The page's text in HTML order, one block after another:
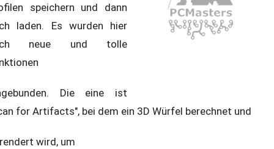
speichern und dann
laden. Es wurden hier
neue und tolle
Die eine ist
for Artifacts", bei dem ein 3D Würfel berechnet und
wird, um